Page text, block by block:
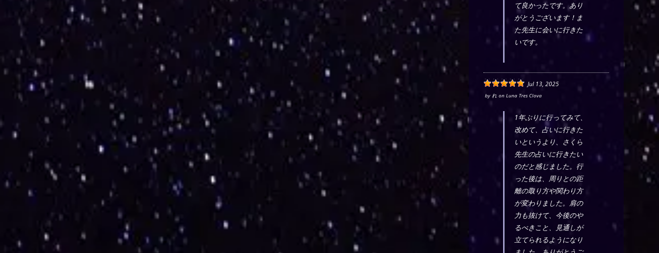
て良かったです。あり
がとうございます！ま
た先生に会いに行きた
いです。
Jul 13, 2025
by れ on Luna Tres Clova
1年ぶりに行ってみて、
改めて、占いに行きた
いというより、さくら
先生の占いに行きたい
のだと感じました。行
った後は、周りとの距
離の取り方や関わり方
が変わりました。肩の
力も抜けて、今後のや
るべきこと、見通しが
立てられるようになり